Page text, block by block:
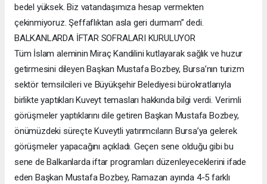
bedel yüksek. Biz vatandaşımıza hesap vermekten
çekinmiyoruz. Şeffaflıktan asla geri durmam” dedi.
BALKANLARDA İFTAR SOFRALARI KURULUYOR
Tüm İslam aleminin Miraç Kandilini kutlayarak sağlık ve huzur
getirmesini dileyen Başkan Mustafa Bozbey, Bursa’nın turizm
sektör temsilcileri ve Büyükşehir Belediyesi bürokratlarıyla
birlikte yaptıkları Kuveyt temasları hakkında bilgi verdi. Verimli
görüşmeler yaptıklarını dile getiren Başkan Mustafa Bozbey,
önümüzdeki süreçte Kuveytli yatırımcıların Bursa’ya gelerek
görüşmeler yapacağını açıkladı. Geçen sene olduğu gibi bu
sene de Balkanlarda iftar programları düzenleyeceklerini ifade
eden Başkan Mustafa Bozbey, Ramazan ayında 4-5 farklı